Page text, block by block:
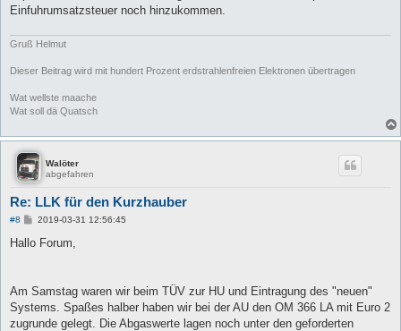
Einfuhrumsatzsteuer noch hinzukommen.
Gruß Helmut
Dieser Beitrag wird mit hundert Prozent erdstrahlenfreien Elektronen übertragen
Wat wellste maache
Wat soll dä Quatsch
Walöter
abgefahren
Re: LLK für den Kurzhauber
#8
B
i
2019-03-31 12:56:45
Hallo Forum,
Am Samstag waren wir beim TÜV zur HU und Eintragung des "neuen"
Systems. Spaßes halber haben wir bei der AU den OM 366 LA mit Euro 2
zugrunde gelegt. Die Abgaswerte lagen noch unter den geforderten